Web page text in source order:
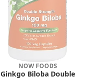
NOW FOODS
Ginkgo Biloba Double